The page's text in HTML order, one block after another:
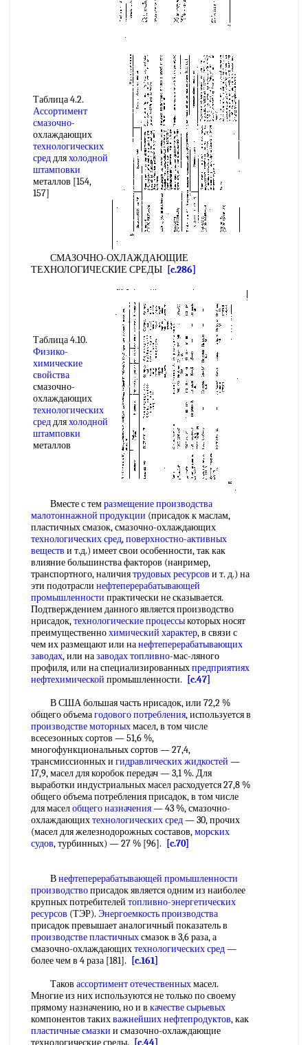
Таблица 4.2.
Ассортимент
смазочно-
охлаждающих
технологических
среддляхолодной
штамповки
металлов [154,
157]
СМАЗОЧНО-ОХЛАЖДАЮЩИЕ
ТЕХНОЛОГИЧЕСКИЕ СРЕДЫ [c.286]
Таблица 4.10.
Физико-
химические
свойства
смазочно-
охлаждающих
технологических
среддляхолодной
штамповки
металлов
Вместе с темразмещение производства
малотоннажной продукции (присадок к маслам,
пластичных смазок, смазочно-охлаждающих
технологических сред,поверхностно-активных
веществ и т.д.) имеет свои особенности, так как
влияние большинства факторов (нанример,
транспортного, наличиятрудовых ресурсов и т. д.) на
эти подотрасли нефтеперерабатывающей
промышленности практически не сказывается.
Подтверждением данного является производство
нрисадок,технологические процессыкоторых носят
преимущественнохимический характер, в связи с
чем их размещают или нанефтеперерабатывающих
заводах, или назаводах топливно-мас-ляного
профиля, или на специализированныхпредприятиях
нефтехимической промышленности.
[c.47]
В США большая часть нрисадок, или 72,2 %
общего объемагодового потребления, используется в
производстве моторныхмасел, в том числе
всесезонных сортов — 51,6 %,
многофункциональных сортов — 27,4,
трансмиссионных и гидравлических жидкостей —
17,9, масел для коробок передач — 3,1 %. Для
выработки индустриальных масел расходуется 27,8 %
общего объема потребления присадок, в том числе
для маселобщего назначения— 43 %, смазочно-
охлаждающихтехнологических сред— 30, прочих
(масел для железнодорожных составов,морских
судов, турбинных) — 27 % [96]. [c.70]
Внефтеперерабатывающей промышленности
производствоприсадок является одним из наиболее
крупных потребителей топливно-энергетических
ресурсов (ТЭР). Энергоемкость производства
присадок превышает аналогичный показатель в
производстве пластичныхсмазок в 3,6 раза, а
смазочно-охлаждающихтехнологических сред—
более чем в 4 раза [181].
[c.161]
Таков ассортимент отечественныхмасел.
Многие из них используются не только по своему
прямому назначению, но и в качестве сырьевых
компонентов такихважнейших нефтепродуктов, как
пластичные смазки и смазочно-охлаждающие
технологические среды.
[c.44]